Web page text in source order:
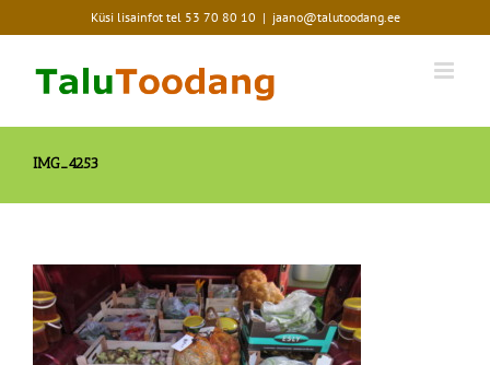
to
Küsi lisainfot tel 53 70 80 10 | jaano@talutoodang.ee
IMG_4253